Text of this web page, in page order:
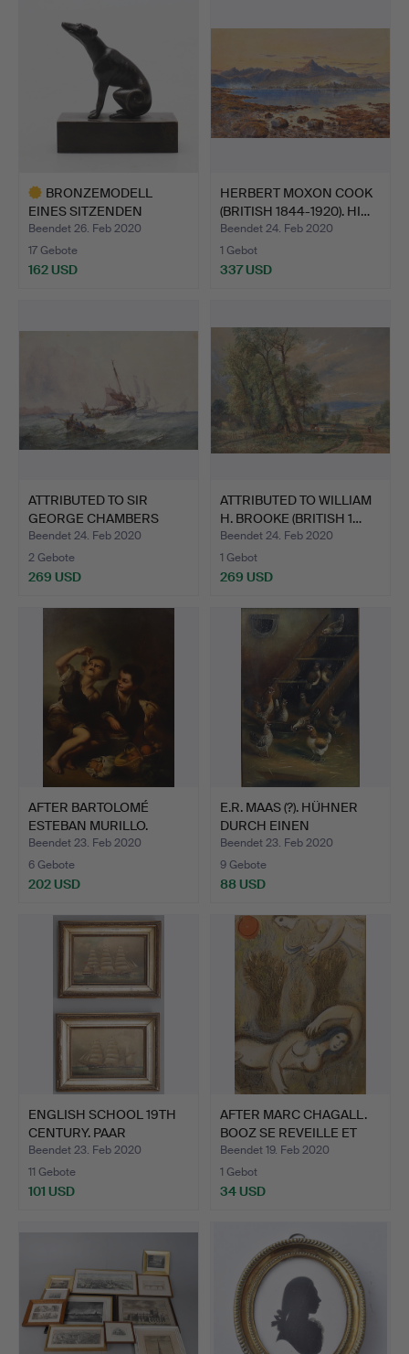
BRONZEMODELL
EINES SITZENDEN
WINDHUNDES.
Beendet 26. Feb 2020
17 Gebote
162 USD
HERBERT MOXON COOK
(BRITISH 1844-1920). HI…
Beendet 24. Feb 2020
1 Gebot
337 USD
ATTRIBUTED TO SIR
GEORGE CHAMBERS
(BRITISH…
Beendet 24. Feb 2020
2 Gebote
269 USD
ATTRIBUTED TO WILLIAM
H. BROOKE (BRITISH 1…
Beendet 24. Feb 2020
1 Gebot
269 USD
AFTER BARTOLOMÉ
ESTEBAN MURILLO.
Kinder, d…
Beendet 23. Feb 2020
6 Gebote
202 USD
E.R. MAAS (?). HÜHNER
DURCH EINEN
GEFLÜGEL…
Beendet 23. Feb 2020
9 Gebote
88 USD
ENGLISH SCHOOL 19TH
CENTURY. PAAR
MARINESZ…
Beendet 23. Feb 2020
11 Gebote
101 USD
AFTER MARC CHAGALL.
BOOZ SE REVEILLE ET
VO…
Beendet 19. Feb 2020
1 Gebot
34 USD